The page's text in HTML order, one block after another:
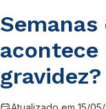
acontece
gravidez?